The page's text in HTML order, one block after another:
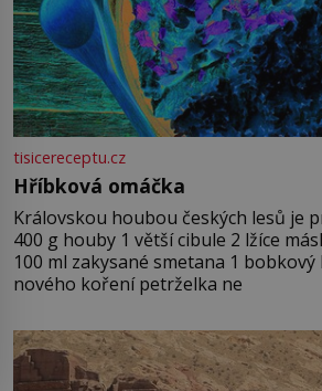
tisicereceptu.cz
Hříbková omáčka
Královskou houbou českých lesů je pravý
400 g houby 1 větší cibule 2 lžíce
100 ml zakysané smetana 1
nového koření petrželka ne